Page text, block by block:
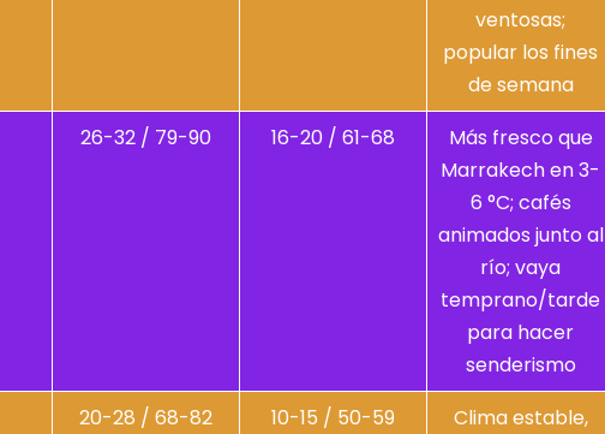
ventosas;
popular los fines
de semana
26-32 / 79-90 16-20 / 61-68
Más fresco que
Marrakech en 3-
6 °C; cafés
animados junto al
río; vaya
temprano/tarde
para hacer
senderismo
20-28 / 68-82 10-15 / 50-59
Clima estable,